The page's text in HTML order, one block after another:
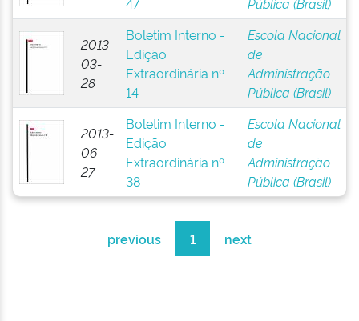
2013-
03-
28
Boletim Interno -
Edição
Extraordinária nº
14
Escola Nacional
de
Administração
Pública (Brasil)
2013-
06-
27
Boletim Interno -
Edição
Extraordinária nº
38
Escola Nacional
de
Administração
Pública (Brasil)
previous 1 next